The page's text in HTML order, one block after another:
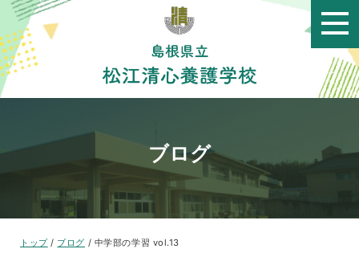
このページの本文へ
ブログ
現
トップ/ ブログ / 中学部の学習 vol.13